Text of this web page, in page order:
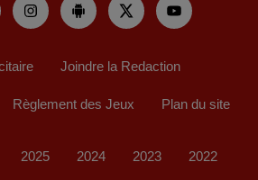
Joindre la Redaction
Règlement des Jeux Plan du site
2025 2024 2023 2022